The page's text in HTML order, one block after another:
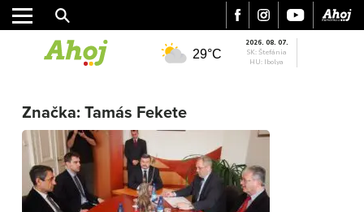
REGIÓN
ŠPORT
KULTÚRA
FOTKY
VIDEO
29°C
2026. 08. 07.
SK: Štefánia
HU: Ibolya
Značka: Tamás Fekete